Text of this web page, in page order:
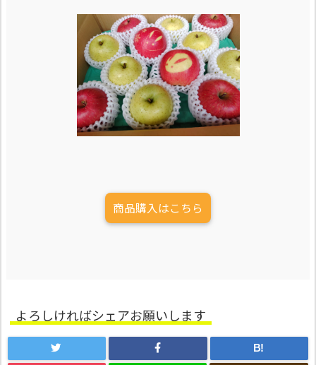
商品購入はこちら
よろしければシェアお願いします
B!